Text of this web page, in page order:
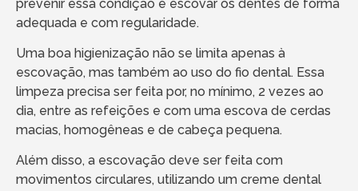
prevenir essa condição é escovar os dentes de forma
adequada e com regularidade.
Uma boa higienização não se limita apenas à
escovação, mas também ao uso do fio dental. Essa
limpeza precisa ser feita por, no mínimo, 2 vezes ao
dia, entre as refeições e com uma escova de cerdas
macias, homogêneas e de cabeça pequena.
Além disso, a escovação deve ser feita com
movimentos circulares, utilizando um creme dental